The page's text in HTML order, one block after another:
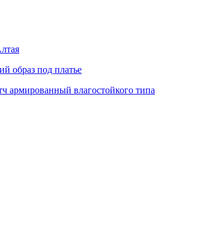
образ под платье
армированный влагостойкого типа